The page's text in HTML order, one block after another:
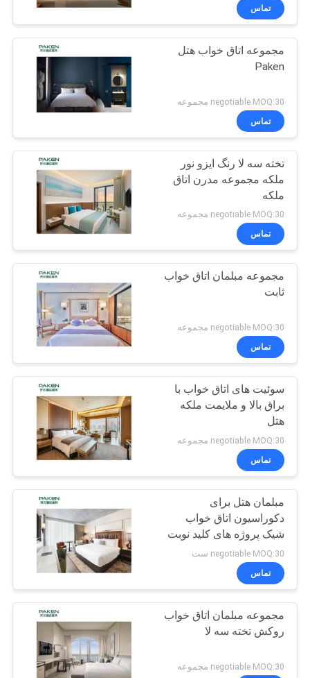
کنترل
کیفیت
تماس
بگیرید
درخواست
نقل
قول
نقشه
PRIVACY
POLICY
تماس
مجموعه اتاق خواب هتل
Paken
negotiable MOQ:30 مجموعه
تماس
تخته سه لا رنگ ایزو نور
ملکه مجموعه مدرن اتاق
ملکه
negotiable MOQ:30 مجموعه
تماس
مجموعه مبلمان اتاق خواب
ثابت
negotiable MOQ:30 مجموعه
تماس
سوئیت های اتاق خواب با
براق بالا و ملایمت ملکه
هتل
negotiable MOQ:30 مجموعه
تماس
مبلمان هتل برای
دکوراسیون اتاق خواب
شیک پروژه های کلید نوبت
مبلمان اتاق خواب هتل
سفارشی
negotiable MOQ:30 ست
تماس
مجموعه مبلمان اتاق خواب
روکش تخته سه لا
negotiable MOQ:30 مجموعه